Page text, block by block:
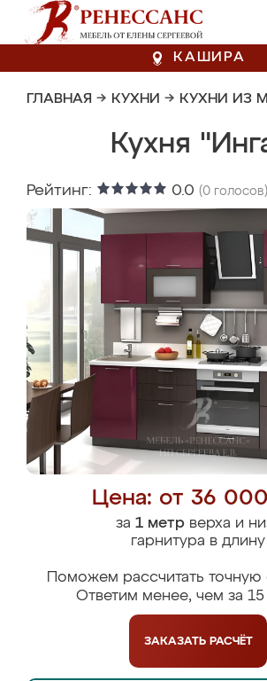
КАШИРА
ГЛАВНАЯ → КУХНИ → КУХНИ ИЗ
Кухня
Рейтинг: 0.0 (0 голосов)
Цена: от 36
за 1 метрверха и
гарнитура в длину
Поможем рассчитать точную
Ответим менее, чем за 15
ЗАКАЗАТЬ РАСЧЁТ